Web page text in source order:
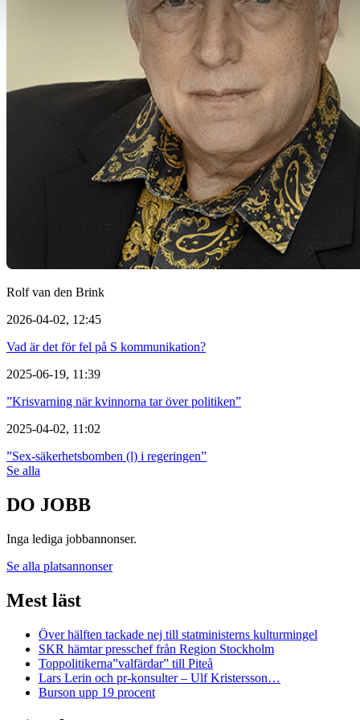
Rolf van den Brink
2026-04-02, 12:45
Vad är det för fel på S kommunikation?
2025-06-19, 11:39
”Krisvarning när kvinnorna tar över politiken”
2025-04-02, 11:02
”Sex-säkerhetsbomben (l) i regeringen”
Se alla
DO JOBB
Inga lediga jobbannonser.
Se alla platsannonser
Mest läst
Över hälften tackade nej till statministerns kulturmingel
SKR hämtar presschef från Region Stockholm
Toppolitikerna”valfärdar” till Piteå
Lars Lerin och pr-konsulter – Ulf Kristersson…
Burson upp 19 procent